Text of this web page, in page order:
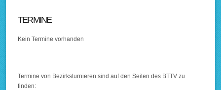
TERMINE
Kein Termine vorhanden
Termine von Bezirksturnieren sind auf den Seiten des BTTV zu
finden: